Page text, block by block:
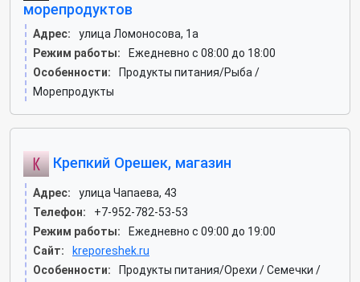
морепродуктов
Адрес:
улица Ломоносова, 1а
Режим работы:
Ежедневно с 08:00 до 18:00
Особенности:
Продукты питания/Рыба /
Морепродукты
Крепкий Орешек, магазин
Адрес:
улица Чапаева, 43
Телефон:
+7-952-782-53-53
Режим работы:
Ежедневно с 09:00 до 19:00
Сайт:
kreporeshek.ru
Особенности:
Продукты питания/Орехи / Семечки /